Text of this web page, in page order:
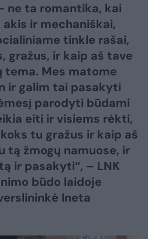
ne ta romantika, kai
ir mechaniškai,
tinkle rašai,
gražus, ir kaip aš tave
tema. Mes matome
ir galim tai pasakyti
parodyti būdami
eiti ir visiems rėkti,
tu gražus ir kaip aš
tą žmogų namuose, ir
ir pasakyti“, – LNK
būdo laidoje
Ineta